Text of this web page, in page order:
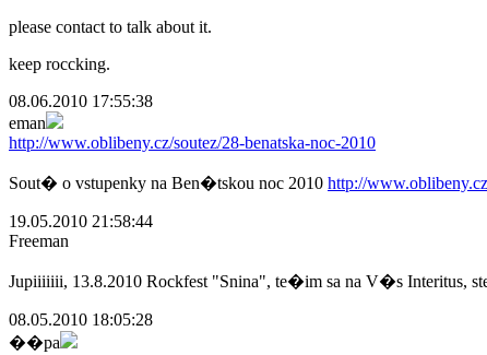
please contact to talk about it.
keep roccking.
08.06.2010 17:55:38
eman
http://www.oblibeny.cz/soutez/28-benatska-noc-2010
Sout� o vstupenky na Ben�tskou noc 2010 http://
19.05.2010 21:58:44
Freeman
Jupiiiiiii, 13.8.2010 Rockfest "Snina", te�im sa na V�s Interitus, ste
08.05.2010 18:05:28
��pa